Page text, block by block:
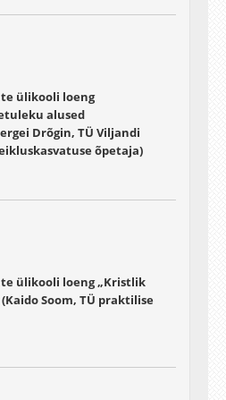
ülikooli loeng
alused
Drõgin, TÜ Viljandi
õpetaja)
ülikooli loeng „Kristlik
Soom, TÜ praktilise